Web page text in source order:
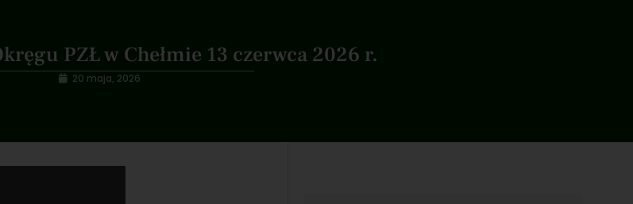
PZŁ w Chełmie 13 czerwca 2026 r.
20 maja, 2026